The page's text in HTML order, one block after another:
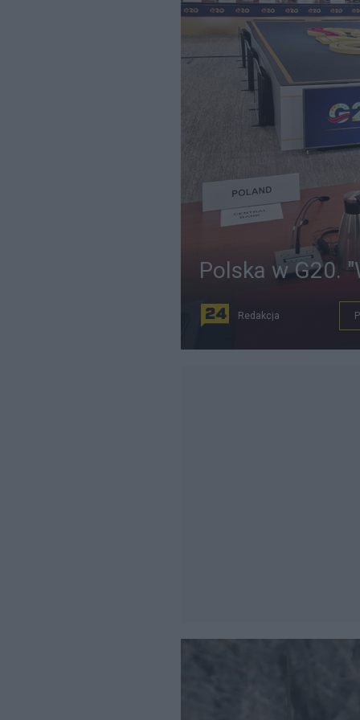
Polska w G20.
Redakcja